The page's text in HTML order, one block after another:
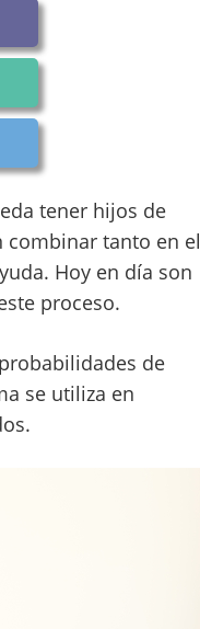
tener hijos de
combinar tanto en el
Hoy en día son
proceso.
de
se utiliza en